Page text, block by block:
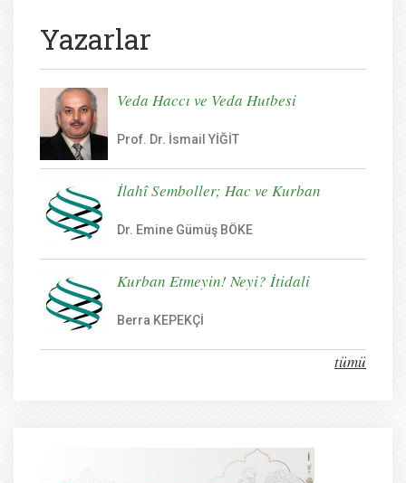
Yazarlar
Prof. Dr. İsmail YİĞİT
Veda Haccı ve Veda Hutbesi
Dr. Emine Gümüş BÖKE
İlahî Semboller; Hac ve Kurban
Berra KEPEKÇİ
Kurban Etmeyin! Neyi? İtidali
tümü